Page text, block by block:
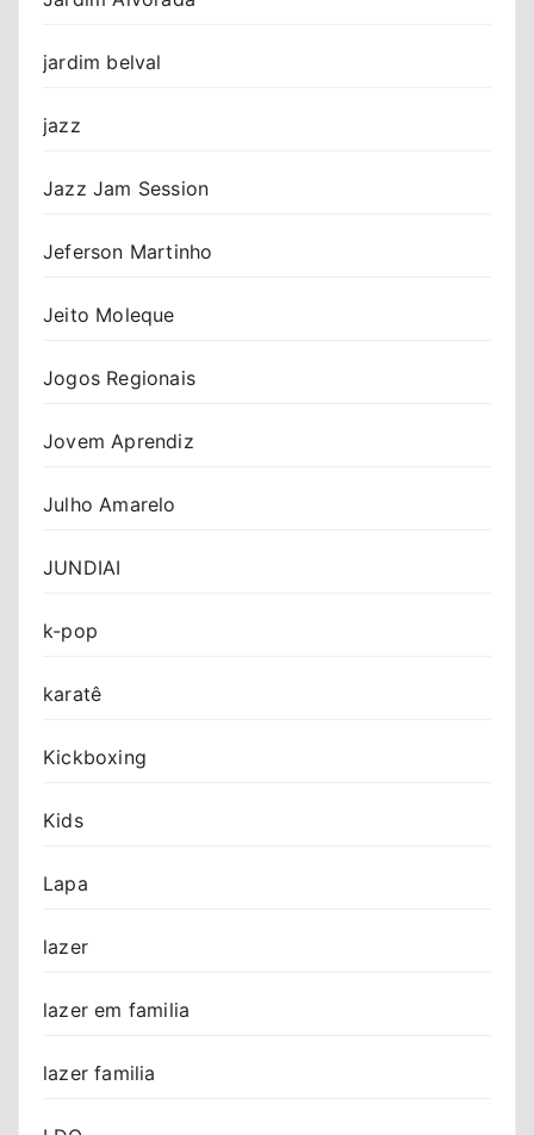
jardim belval
jazz
Jazz Jam Session
Jeferson Martinho
Jeito Moleque
Jogos Regionais
Jovem Aprendiz
Julho Amarelo
JUNDIAI
k-pop
karatê
Kickboxing
Kids
Lapa
lazer
lazer em familia
lazer familia